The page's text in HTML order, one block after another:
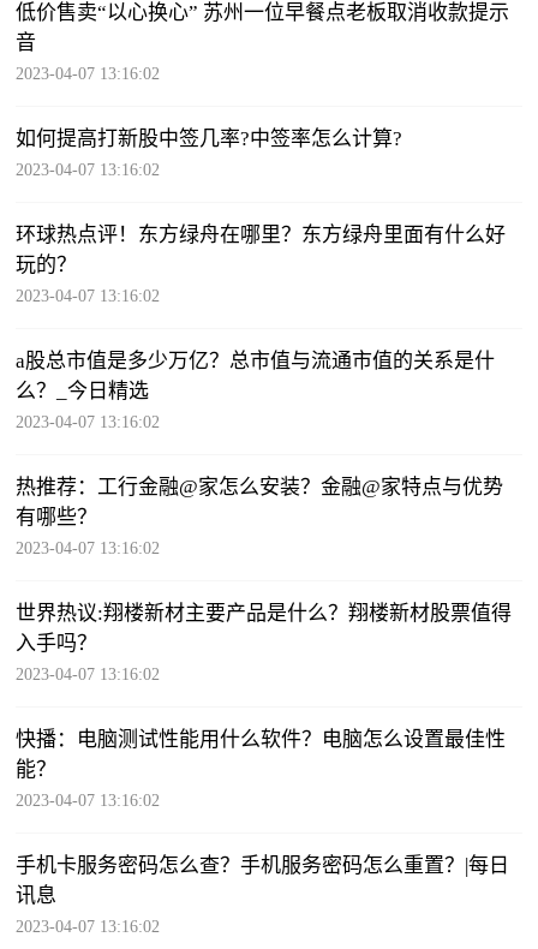
低价售卖“以心换心” 苏州一位早餐点老板取消收款提示
音
2023-04-07 13:16:02
如何提高打新股中签几率?中签率怎么计算?
2023-04-07 13:16:02
环球热点评！东方绿舟在哪里？东方绿舟里面有什么好
玩的？
2023-04-07 13:16:02
a股总市值是多少万亿？​总市值与流通市值的关系是什
么？_今日精选
2023-04-07 13:16:02
热推荐：工行金融@家怎么安装？金融@家特点与优势
有哪些？
2023-04-07 13:16:02
世界热议:翔楼新材主要产品是什么？翔楼新材股票值得
入手吗？
2023-04-07 13:16:02
快播：电脑测试性能用什么软件？电脑怎么设置最佳性
能？
2023-04-07 13:16:02
手机卡服务密码怎么查？手机服务密码怎么重置？|每日
讯息
2023-04-07 13:16:02